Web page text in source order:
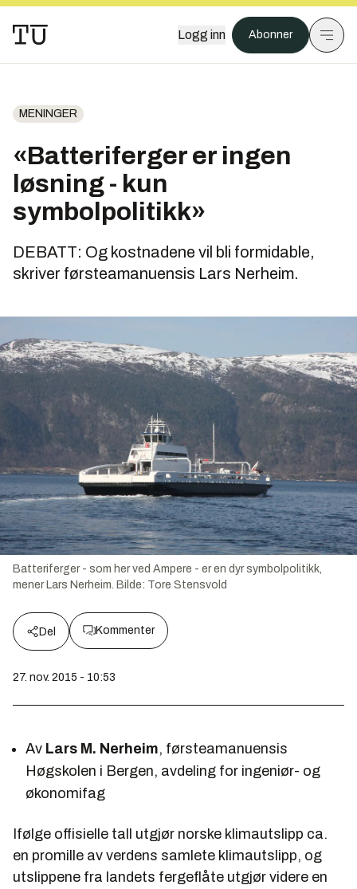
Logg inn Abonner
MENINGER
«Batteriferger er ingen
løsning - kun
symbolpolitikk»
DEBATT: Og kostnadene vil bli formidable,
skriver førsteamanuensis Lars Nerheim.
Batteriferger - som her ved Ampere - er en dyr symbolpolitikk,
mener Lars Nerheim. Bilde: Tore Stensvold
Del Kommenter
27. nov. 2015 - 10:53
Av Lars M. Nerheim, førsteamanuensis
Høgskolen i Bergen, avdeling for ingeniør- og
økonomifag
Ifølge offisielle tall utgjør norske klimautslipp ca.
en promille av verdens samlete klimautslipp, og
utslippene fra landets fergeflåte utgjør videre en